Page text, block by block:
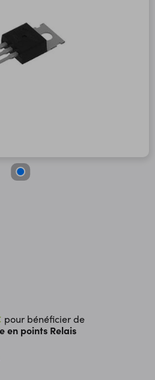
pour bénéficier de
en points Relais